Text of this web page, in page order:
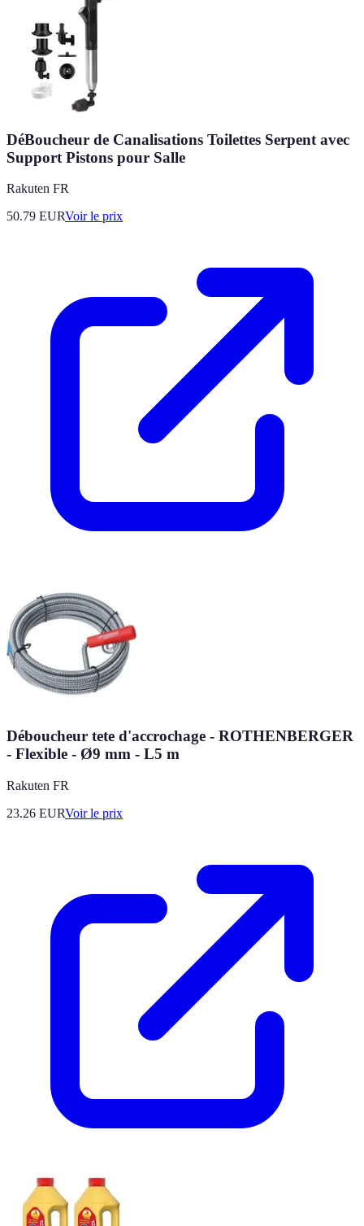
DéBoucheur de Canalisations Toilettes Serpent avec
Support Pistons pour Salle
Rakuten FR
50.79 EURVoir le prix
Déboucheur tete d'accrochage - ROTHENBERGER
- Flexible - Ø9 mm - L5 m
Rakuten FR
23.26 EURVoir le prix